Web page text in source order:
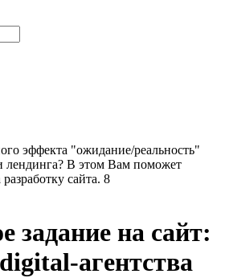
эффекта "ожидание/реальность"
лендинга? В этом Вам поможет
сайта. 8
задание на сайт:
агентства